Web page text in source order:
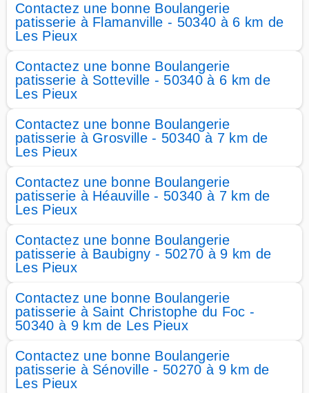
Contactez une bonne Boulangerie
patisserie à Flamanville - 50340 à 6 km de
Les Pieux
Contactez une bonne Boulangerie
patisserie à Sotteville - 50340 à 6 km de
Les Pieux
Contactez une bonne Boulangerie
patisserie à Grosville - 50340 à 7 km de
Les Pieux
Contactez une bonne Boulangerie
patisserie à Héauville - 50340 à 7 km de
Les Pieux
Contactez une bonne Boulangerie
patisserie à Baubigny - 50270 à 9 km de
Les Pieux
Contactez une bonne Boulangerie
patisserie à Saint Christophe du Foc -
50340 à 9 km de Les Pieux
Contactez une bonne Boulangerie
patisserie à Sénoville - 50270 à 9 km de
Les Pieux